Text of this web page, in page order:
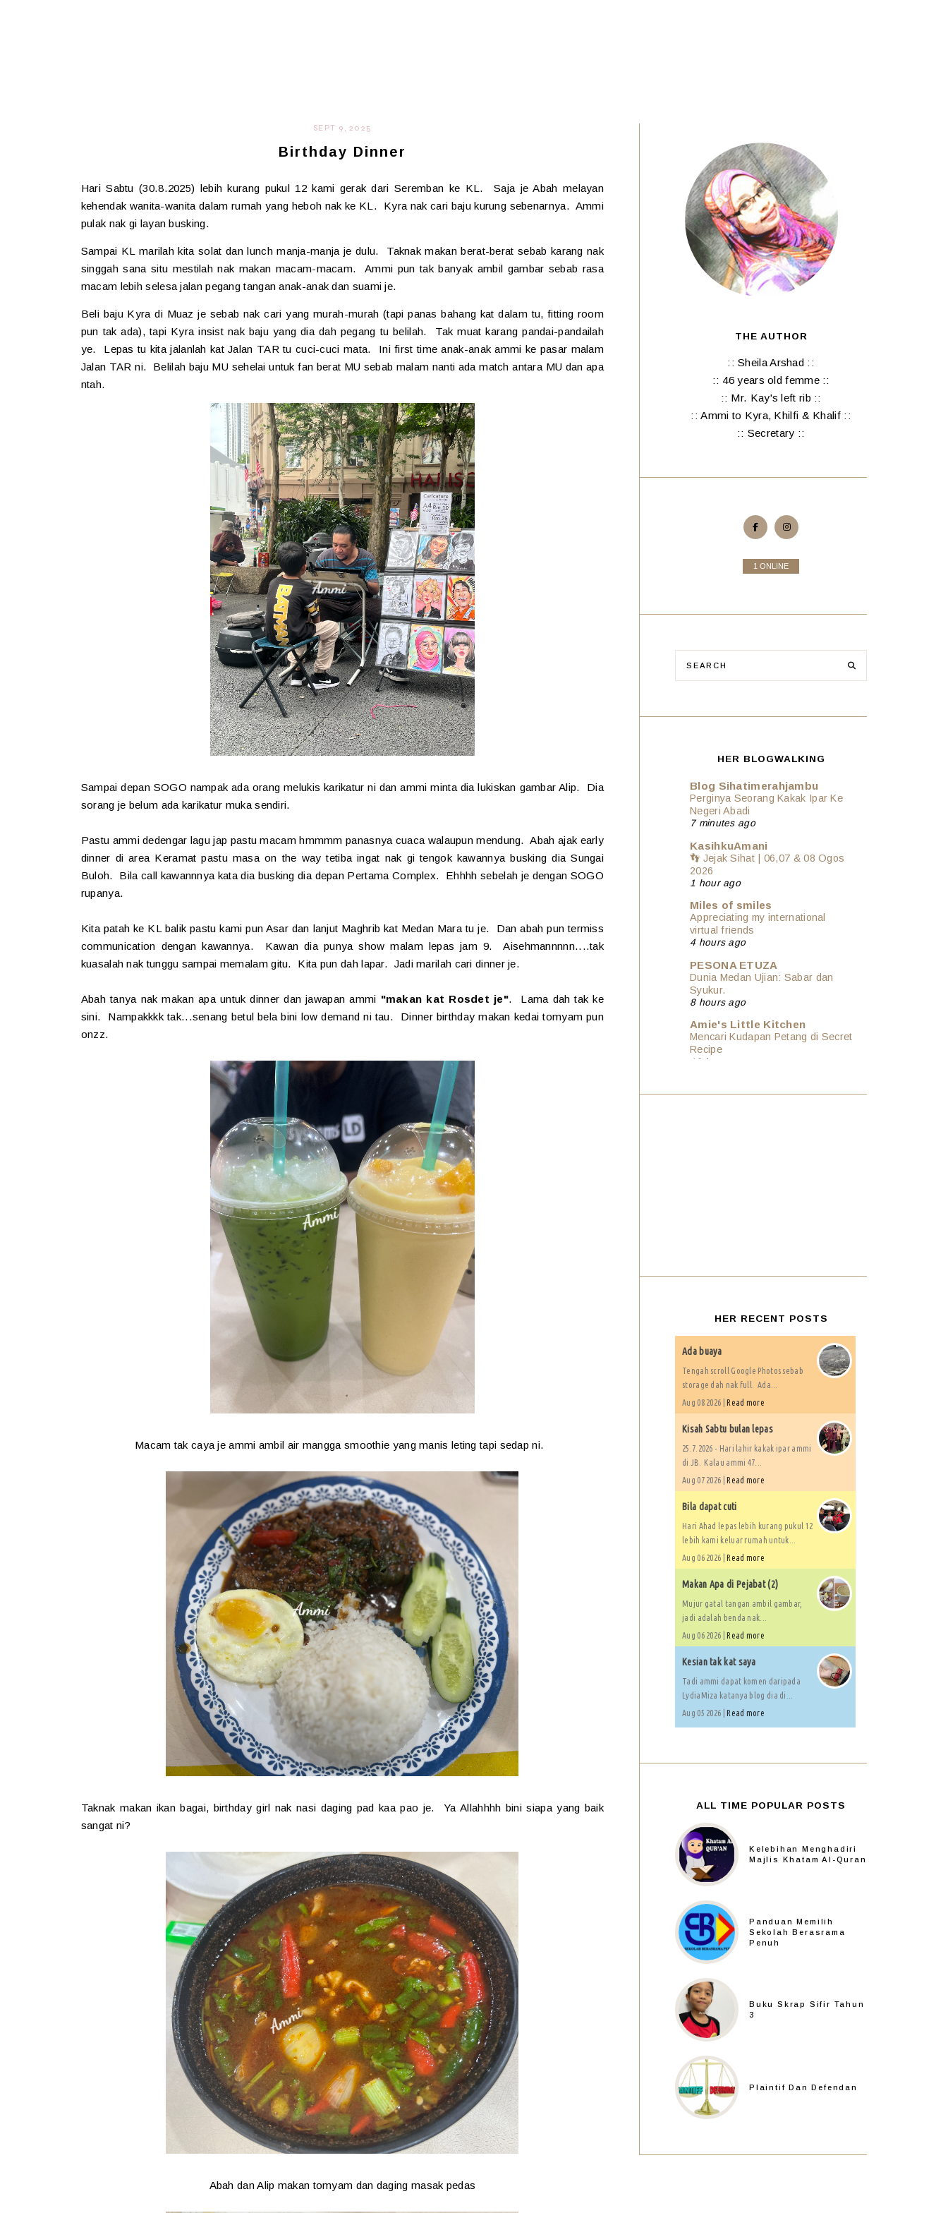
SEPT 9, 2025
Birthday Dinner
Hari Sabtu (30.8.2025) lebih kurang pukul 12 kami gerak dari Seremban ke KL. Saja je Abah melayan
kehendak wanita-wanita dalam rumah yang heboh nak ke KL. Kyra nak cari baju kurung sebenarnya. Ammi
pulak nak gi layan busking.
Sampai KL marilah kita solat dan lunch manja-manja je dulu. Taknak makan berat-berat sebab karang nak
singgah sana situ mestilah nak makan macam-macam. Ammi pun tak banyak ambil gambar sebab rasa
macam lebih selesa jalan pegang tangan anak-anak dan suami je.
Beli baju Kyra di Muaz je sebab nak cari yang murah-murah (tapi panas bahang kat dalam tu, fitting room
pun tak ada), tapi Kyra insist nak baju yang dia dah pegang tu belilah. Tak muat karang pandai-pandailah
ye. Lepas tu kita jalanlah kat Jalan TAR tu cuci-cuci mata. Ini first time anak-anak ammi ke pasar malam
Jalan TAR ni. Belilah baju MU sehelai untuk fan berat MU sebab malam nanti ada match antara MU dan apa
ntah.
Sampai depan SOGO nampak ada orang melukis karikatur ni dan ammi minta dia lukiskan gambar Alip. Dia
sorang je belum ada karikatur muka sendiri.
Pastu ammi dedengar lagu jap pastu macam hmmmm panasnya cuaca walaupun mendung. Abah ajak early
dinner di area Keramat pastu masa on the way tetiba ingat nak gi tengok kawannya busking dia Sungai
Buloh. Bila call kawannnya kata dia busking dia depan Pertama Complex. Ehhhh sebelah je dengan SOGO
rupanya.
Kita patah ke KL balik pastu kami pun Asar dan lanjut Maghrib kat Medan Mara tu je. Dan abah pun termiss
communication dengan kawannya. Kawan dia punya show malam lepas jam 9. Aisehmannnnn....tak
kuasalah nak tunggu sampai memalam gitu. Kita pun dah lapar. Jadi marilah cari dinner je.
Abah tanya nak makan apa untuk dinner dan jawapan ammi "makan kat Rosdet je". Lama dah tak ke
sini. Nampakkkk tak...senang betul bela bini low demand ni tau. Dinner birthday makan kedai tomyam pun
onzz.
Macam tak caya je ammi ambil air mangga smoothie yang manis leting tapi sedap ni.
Taknak makan ikan bagai, birthday girl nak nasi daging pad kaa pao je. Ya Allahhhh bini siapa yang baik
sangat ni?
Abah dan Alip makan tomyam dan daging masak pedas
THE AUTHOR
:: Sheila Arshad ::
:: 46 years old femme ::
:: Mr. Kay's left rib ::
:: Ammi to Kyra, Khilfi & Khalif ::
:: Secretary ::
1 ONLINE
HER BLOGWALKING
Blog Sihatimerahjambu
Perginya Seorang Kakak Ipar Ke
Negeri Abadi
7 minutes ago
KasihkuAmani
👣 Jejak Sihat | 06,07 & 08 Ogos
2026
1 hour ago
Miles of smiles
Appreciating my international
virtual friends
4 hours ago
PESONA ETUZA
Dunia Medan Ujian: Sabar dan
Syukur.
8 hours ago
Amie's Little Kitchen
Mencari Kudapan Petang di Secret
Recipe
13 hours ago
HER RECENT POSTS
Ada buaya
Tengah scroll Google Photos sebab
storage dah nak full. Ada...
Aug 08 2026 | Read more
Kisah Sabtu bulan lepas
25.7.2026 - Hari lahir kakak ipar ammi
di JB. Kalau ammi 47...
Aug 07 2026 | Read more
Bila dapat cuti
Hari Ahad lepas lebih kurang pukul 12
lebih kami keluar rumah untuk...
Aug 06 2026 | Read more
Makan Apa di Pejabat (2)
Mujur gatal tangan ambil gambar,
jadi adalah benda nak...
Aug 06 2026 | Read more
Kesian tak kat saya
Tadi ammi dapat komen daripada
LydiaMiza katanya blog dia di...
Aug 05 2026 | Read more
ALL TIME POPULAR POSTS
Kelebihan Menghadiri
Majlis Khatam Al-Quran
Panduan Memilih
Sekolah Berasrama
Penuh
Buku Skrap Sifir Tahun
3
Plaintif Dan Defendan